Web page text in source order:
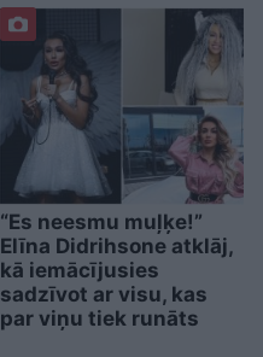
“Es neesmu muļķe!”
Elīna Didrihsone atklāj,
kā iemācījusies
sadzīvot ar visu, kas
par viņu tiek runāts